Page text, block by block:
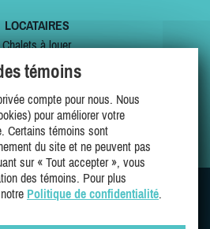
LOCATAIRES
Chalets à louer
à vendre
Offres spéciales
Mes favoris
NOUS SUR
témoins
compte pour nous. Nous
pour améliorer votre
Certains témoins sont
du site et ne peuvent pas
sur « Tout accepter », vous
des témoins. Pour plus
Politique de confidentialité.